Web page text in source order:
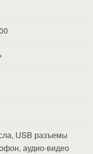
USB разъемы
аудио-видео